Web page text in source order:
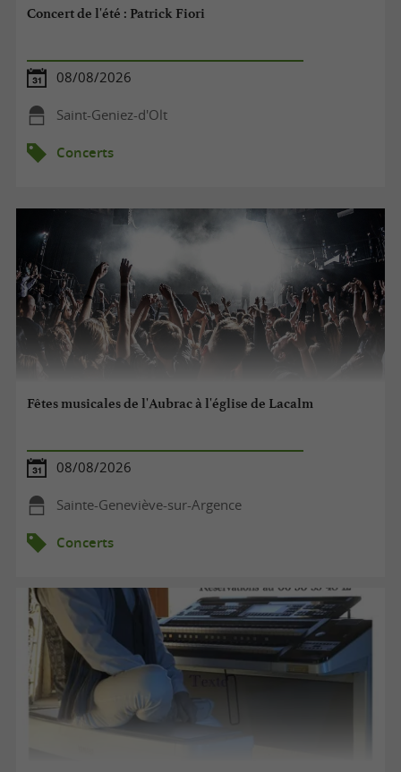
Concert de l'été : Patrick Fiori
08/08/2026
Saint-Geniez-d'Olt
Concerts
Fêtes musicales de l'Aubrac à l'église de Lacalm
08/08/2026
Sainte-Geneviève-sur-Argence
Concerts